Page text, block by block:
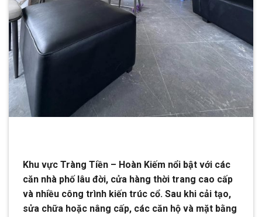
Khu vực Tràng Tiền – Hoàn Kiếm nổi bật với các
căn nhà phố lâu đời, cửa hàng thời trang cao cấp
và nhiều công trình kiến trúc cổ. Sau khi cải tạo,
sửa chữa hoặc nâng cấp, các căn hộ và mặt bằng